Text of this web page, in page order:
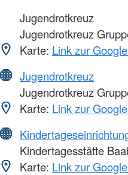
Jugendrotkreuz
Jugendrotkreuz
Karte: Link zur
Jugendrotkreuz
Jugendrotkreuz
Karte: Link zur
Kindertagesstätte
Karte: Link zur